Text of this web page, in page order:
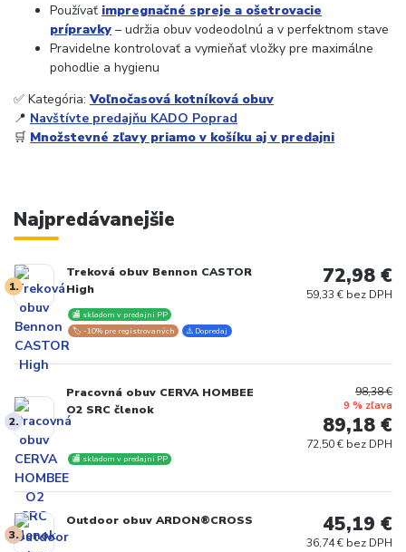
Používať impregnačné spreje a ošetrovacie
prípravky – udržia obuv vodeodolnú a v perfektnom stave
Pravidelne kontrolovať a vymieňať vložky pre maximálne
pohodlie a hygienu
✅ Kategória:Voľnočasová kotníková obuv
📍 Navštívte predajňu KADO Poprad
🛒 Množstevné zľavy priamo v košíku aj v predajni
Najpredávanejšie
1.
Treková obuv Bennon CASTOR
High
🏬 skladom v predajni PP
🏷️ -10% pre registrovaných
⚠️ Dopredaj
72,98 €
59,33 € bez DPH
2.
Pracovná obuv CERVA HOMBEE
O2 SRC členok
🏬 skladom v predajni PP
98,38 €
9 % zľava
89,18 €
72,50 € bez DPH
3.
Outdoor obuv ARDON®CROSS 45,19 €
36,74 € bez DPH